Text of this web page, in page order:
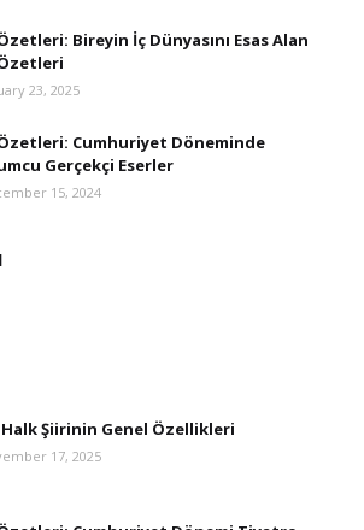
Bireyin İç Dünyasını Esas Alan
23, 2025
Cumhuriyet Döneminde
Gerçekçi Eserler
15, 2024
Şiirinin Genel Özellikleri
17, 2025